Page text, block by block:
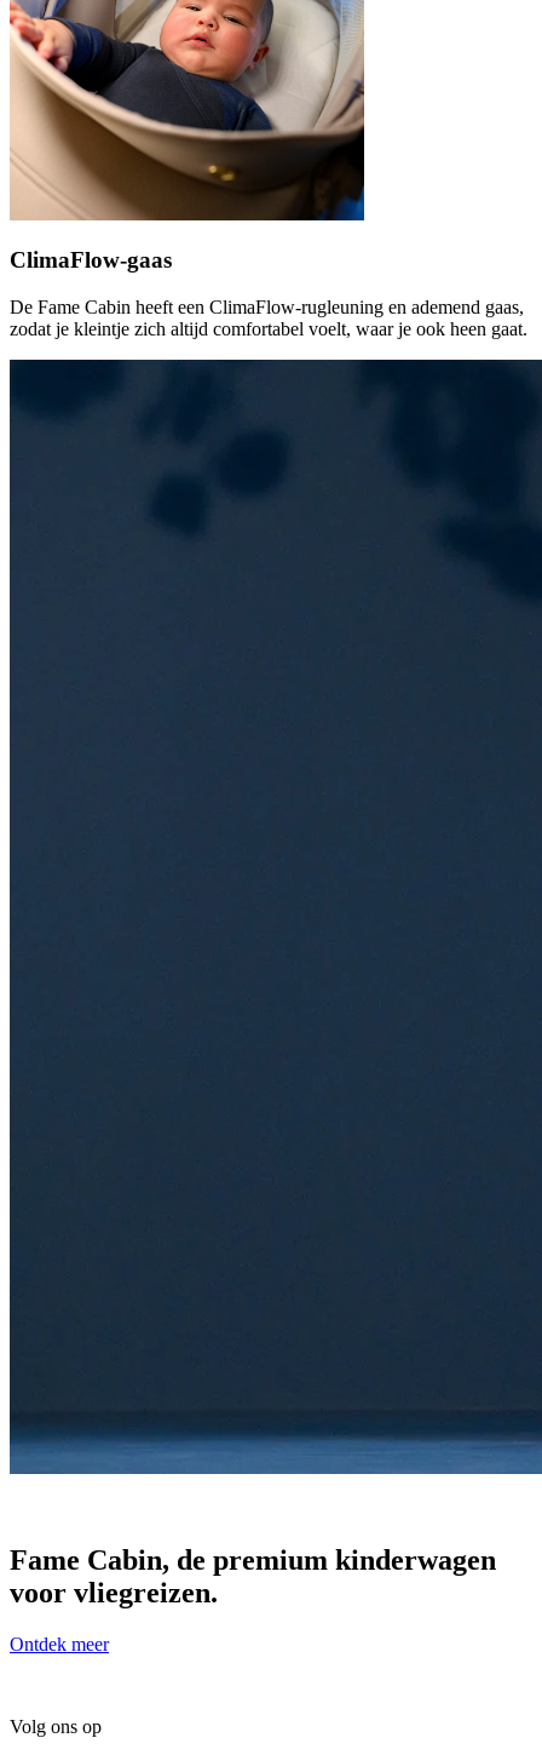
ClimaFlow-gaas
De Fame Cabin heeft een ClimaFlow-rugleuning en ademend gaas,
zodat je kleintje zich altijd comfortabel voelt, waar je ook heen gaat.
Fame Cabin, de premium kinderwagen
voor vliegreizen.
Ontdek meer
Volg ons op